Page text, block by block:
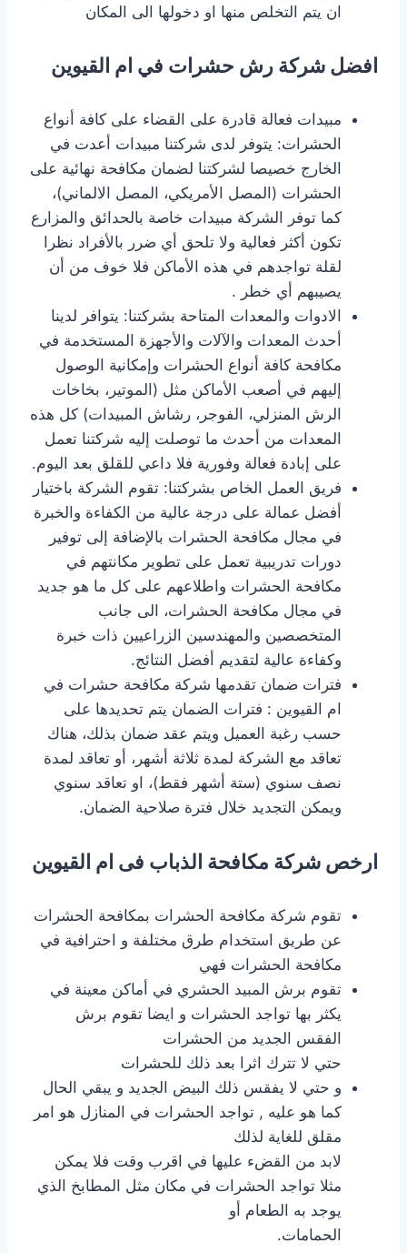
ان يتم التخلص منها او دخولها الى المكان
افضل شركة رش حشرات في ام القيوين
مبيدات فعالة قادرة على القضاء على كافة أنواع
الحشرات: يتوفر لدى شركتنا مبيدات أعدت في
الخارج خصيصا لشركتنا لضمان مكافحة نهائية على
الحشرات (المصل الأمريكي، المصل الالماني)،
كما توفر الشركة مبيدات خاصة بالحدائق والمزارع
تكون أكثر فعالية ولا تلحق أي ضرر بالأفراد نظرا
لقلة تواجدهم في هذه الأماكن فلا خوف من أن
يصيبهم أي خطر .
الادوات والمعدات المتاحة بشركتنا: يتوافر لدينا
أحدث المعدات والآلات والأجهزة المستخدمة في
مكافحة كافة أنواع الحشرات وإمكانية الوصول
إليهم في أصعب الأماكن مثل (الموتير، بخاخات
الرش المنزلي، الفوجر، رشاش المبيدات) كل هذه
المعدات من أحدث ما توصلت إليه شركتنا تعمل
على إبادة فعالة وفورية فلا داعي للقلق بعد اليوم.
فريق العمل الخاص بشركتنا: تقوم الشركة باختيار
أفضل عمالة على درجة عالية من الكفاءة والخبرة
في مجال مكافحة الحشرات بالإضافة إلى توفير
دورات تدريبية تعمل على تطوير مكانتهم في
مكافحة الحشرات واطلاعهم على كل ما هو جديد
في مجال مكافحة الحشرات، الى جانب
المتخصصين والمهندسين الزراعيين ذات خبرة
وكفاءة عالية لتقديم أفضل النتائج.
فترات ضمان تقدمها شركة مكافحة حشرات في
ام القيوين : فترات الضمان يتم تحديدها على
حسب رغبة العميل ويتم عقد ضمان بذلك، هناك
تعاقد مع الشركة لمدة ثلاثة أشهر، أو تعاقد لمدة
نصف سنوي (ستة أشهر فقط)، او تعاقد سنوي
ويمكن التجديد خلال فترة صلاحية الضمان.
ارخص شركة مكافحة الذباب فى ام القيوين
تقوم شركة مكافحة الحشرات بمكافحة الحشرات
عن طريق استخدام طرق مختلفة و احترافية في
مكافحة الحشرات فهي
تقوم برش المبيد الحشري في أماكن معينة في
يكثر بها تواجد الحشرات و ايضا تقوم برش
الفقس الجديد من الحشرات
حتي لا تترك اثرا بعد ذلك للحشرات
و حتي لا يفقس ذلك البيض الجديد و يبقي الحال
كما هو عليه , تواجد الحشرات في المنازل هو امر
مقلق للغاية لذلك
لابد من القضء عليها في اقرب وقت فلا يمكن
مثلا تواجد الحشرات في مكان مثل المطابخ الذي
يوجد به الطعام أو
الحمامات.